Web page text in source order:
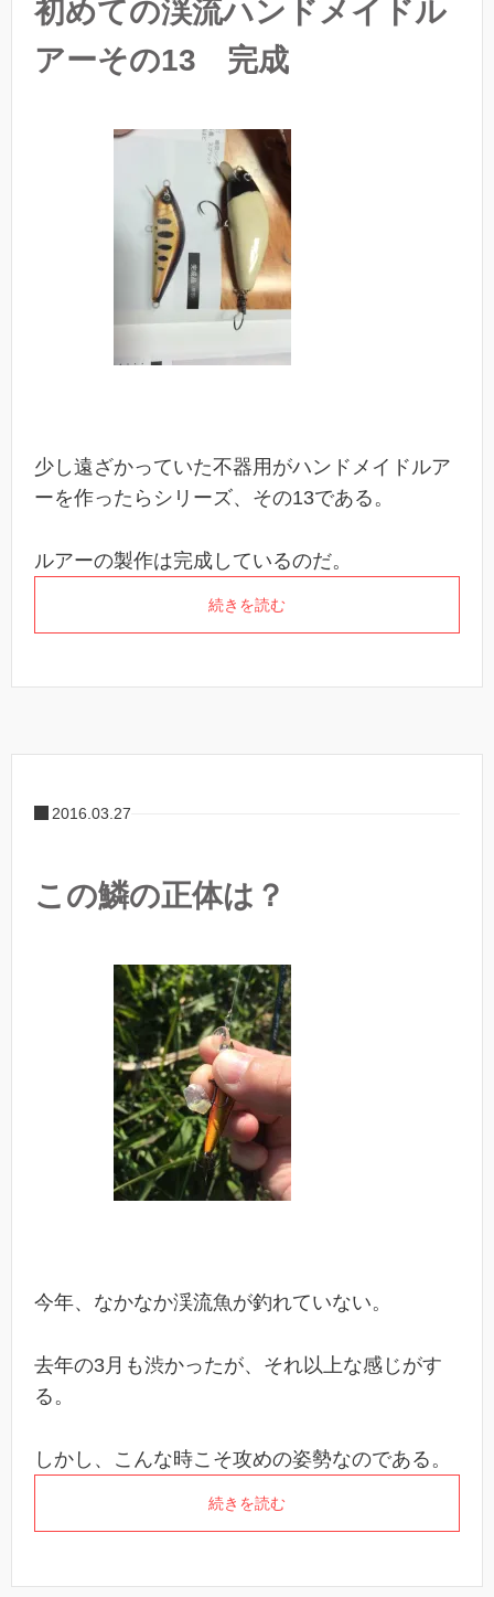
初めての渓流ハンドメイドル
アーその13 完成
少し遠ざかっていた不器用がハンドメイドルア
ーを作ったらシリーズ、その13である。
ルアーの製作は完成しているのだ。
続きを読む
2016.03.27
この鱗の正体は？
今年、なかなか渓流魚が釣れていない。
去年の3月も渋かったが、それ以上な感じがす
る。
しかし、こんな時こそ攻めの姿勢なのである。
続きを読む